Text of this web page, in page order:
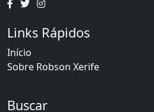
Links Rápidos
Início
Sobre Robson Xerife
Buscar